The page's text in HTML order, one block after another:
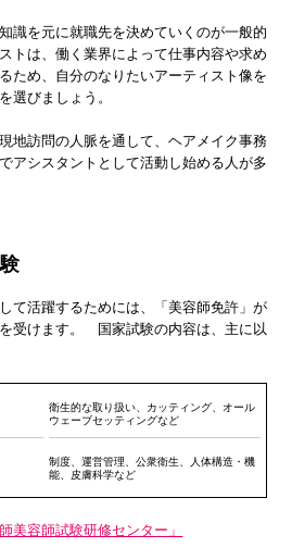
識を元に就職先を決めていくのが一般的
トは、働く業界によって仕事内容や求め
ため、自分のなりたいアーティスト像を
選びましょう。
地訪問の人脈を通して、ヘアメイク事務
アシスタントとして活動し始める人が多
て活躍するためには、「美容師免許」が
受けます。 国家試験の内容は、主に以
衛生的な取り扱い、カッティング、オール
ウェーブセッティングなど
制度、運営管理、公衆衛生、人体構造・機
能、皮膚科学など
美容師試験研修センター」